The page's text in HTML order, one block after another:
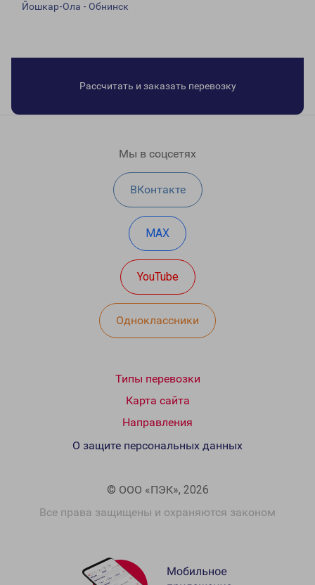
Йошкар-Ола - Обнинск
Рассчитать и заказать перевозку
Мы в соцсетях
ВКонтакте
MAX
YouTube
Одноклассники
Типы перевозки
Карта сайта
Направления
© ООО «ПЭК», 2026
Все права защищены и охраняются законом
О защите персональных данных